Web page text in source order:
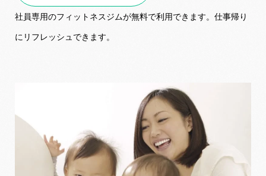
社員専用のフィットネスジムが無料で利用できます。仕事帰り
にリフレッシュできます。